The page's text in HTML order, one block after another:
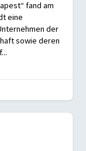
fand am
eine
der
sowie deren